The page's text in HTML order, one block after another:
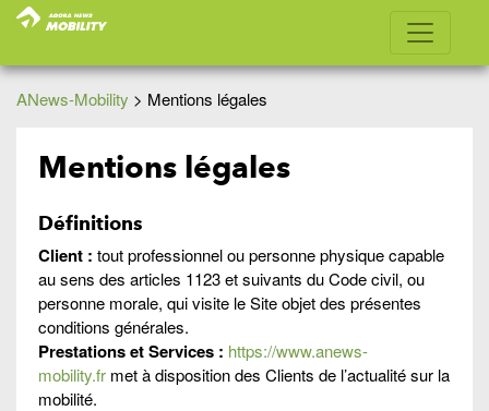
ANews-Mobility > Mentions légales
Mentions légales
Définitions
Client : tout professionnel ou personne physique capable
au sens des articles 1123 et suivants du Code civil, ou
personne morale, qui visite le Site objet des présentes
conditions générales.
Prestations et Services : https://www.anews-
mobility.fr met à disposition des Clients de l’actualité sur la
mobilité.